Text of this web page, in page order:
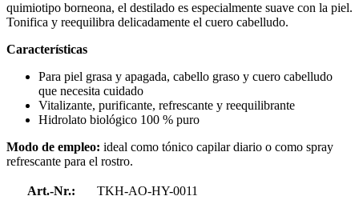
quimiotipo borneona, el destilado es especialmente suave con la piel.
Tonifica y reequilibra delicadamente el cuero cabelludo.
Características
Para piel grasa y apagada, cabello graso y cuero cabelludo
que necesita cuidado
Vitalizante, purificante, refrescante y reequilibrante
Hidrolato biológico 100 % puro
Modo de empleo: ideal como tónico capilar diario o como spray
refrescante para el rostro.
Art.-Nr.:
TKH-AO-HY-0011